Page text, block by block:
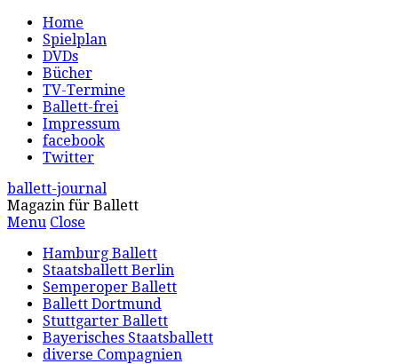
Home
Spielplan
DVDs
Bücher
TV-Termine
Ballett-frei
Impressum
facebook
Twitter
ballett-journal
Magazin für Ballett
Menu Close
Hamburg Ballett
Staatsballett Berlin
Semperoper Ballett
Ballett Dortmund
Stuttgarter Ballett
Bayerisches Staatsballett
diverse Compagnien